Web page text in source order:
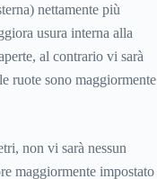
nettamente più
usura interna alla
al contrario vi sarà
ruote sono maggiormente
non vi sarà nessun
maggiormente impostato